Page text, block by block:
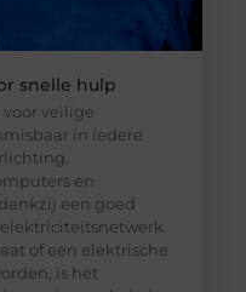
snelle hulp
veilige
in iedere
en
een goed
of een elektrische
is het